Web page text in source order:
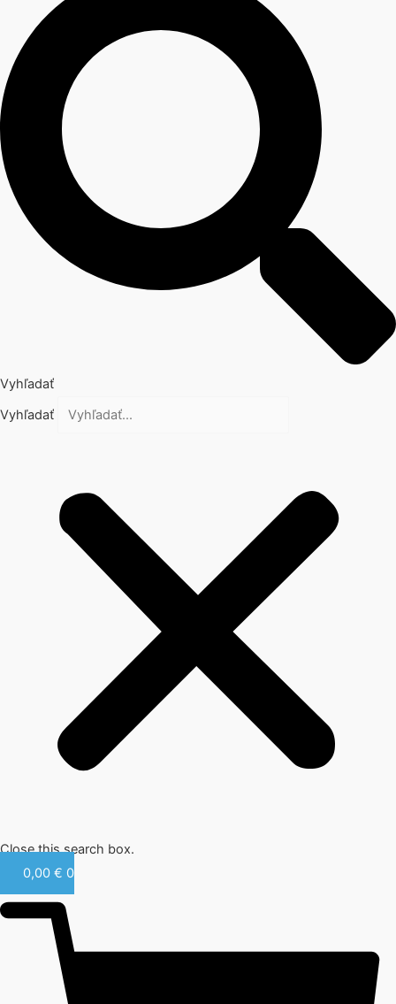
Vyhľadať
Vyhľadať
Close this search box.
0,00 € 0